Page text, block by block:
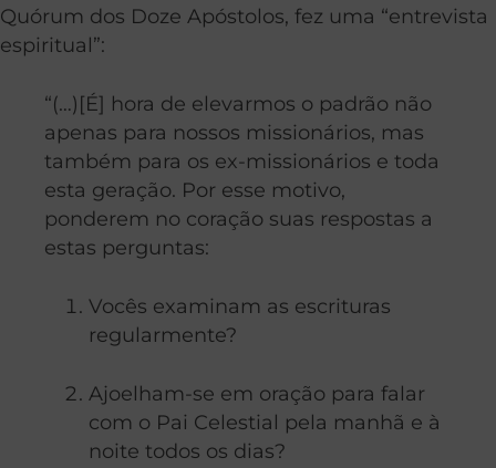
Quórum dos Doze Apóstolos, fez uma “entrevista
espiritual”:
“(…)[É] hora de elevarmos o padrão não
apenas para nossos missionários, mas
também para os ex-missionários e toda
esta geração. Por esse motivo,
ponderem no coração suas respostas a
estas perguntas:
Vocês examinam as escrituras
regularmente?
Ajoelham-se em oração para falar
com o Pai Celestial pela manhã e à
noite todos os dias?